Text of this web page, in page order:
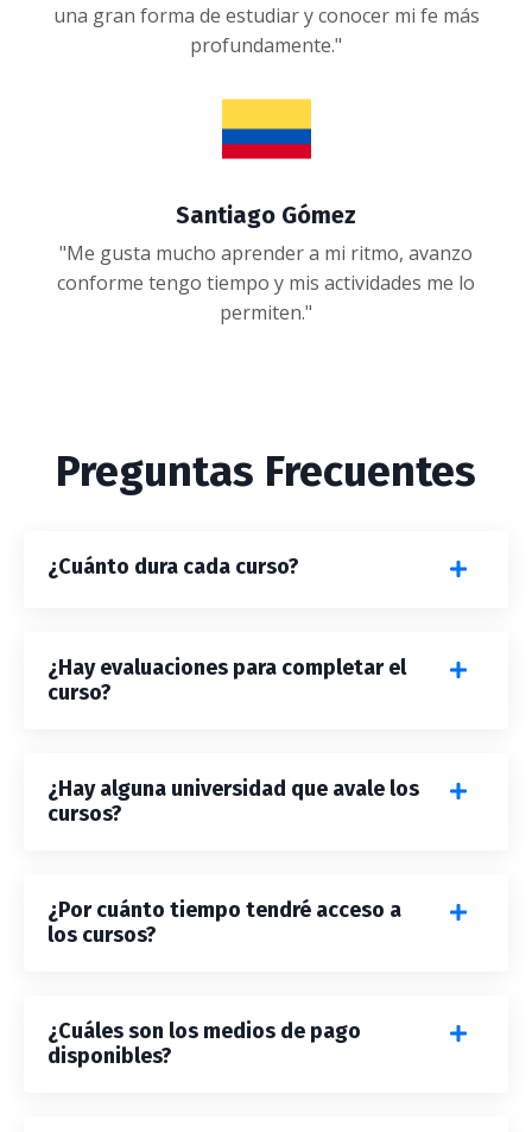
una gran forma de estudiar y conocer mi fe más
profundamente."
Santiago Gómez
"Me gusta mucho aprender a mi ritmo, avanzo
conforme tengo tiempo y mis actividades me lo
permiten."
Preguntas Frecuentes
¿Cuánto dura cada curso?
¿Hay evaluaciones para completar el
curso?
¿Hay alguna universidad que avale los
cursos?
¿Por cuánto tiempo tendré acceso a
los cursos?
¿Cuáles son los medios de pago
disponibles?